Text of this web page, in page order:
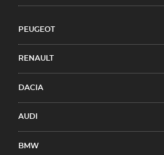
PEUGEOT
RENAULT
DACIA
AUDI
BMW